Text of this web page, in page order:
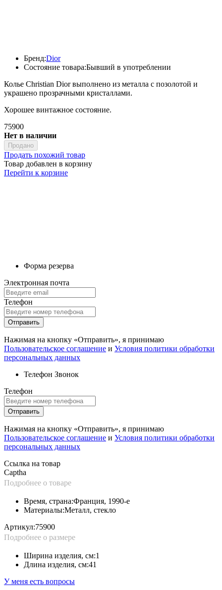
Состояние товара:Бывший в употреблении
Бренд:Dior
Колье Christian Dior выполнено из металла с позолотой и
украшено прозрачными кристаллами.
Хорошее винтажное состояние.
75900
Нет в наличии
Продано
Продать похожий товар
Товар добавлен в корзину
Перейти к корзине
Форма резерва
Электронная почта
Телефон
Отправить
Нажимая на кнопку «Отправить», я принимаю
Пользовательское соглашение и Условия политики обработки
персональных данных
Телефон Звонок
Телефон
Отправить
Нажимая на кнопку «Отправить», я принимаю
Пользовательское соглашение и Условия политики обработки
персональных данных
Ссылка на товар
Captha
Подробнее о товаре
Материалы:Металл, стекло
Время, страна:Франция, 1990-е
Артикул:75900
Подробнее о размере
Длина изделия, см:41
Ширина изделия, см:1
У меня есть вопросы